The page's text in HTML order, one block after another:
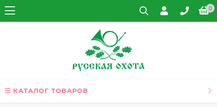
0
КАТАЛОГ ТОВАРОВ